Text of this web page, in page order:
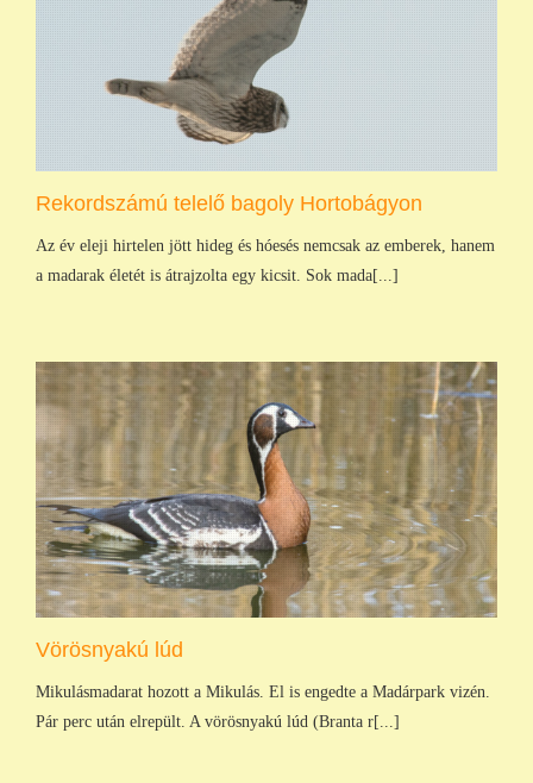
Rekordszámú telelő bagoly Hortobágyon
Az év eleji hirtelen jött hideg és hóesés nemcsak az emberek, hanem
a madarak életét is átrajzolta egy kicsit. Sok mada[...]
Vörösnyakú lúd
Mikulásmadarat hozott a Mikulás. El is engedte a Madárpark vizén.
Pár perc után elrepült. A vörösnyakú lúd (Branta r[...]